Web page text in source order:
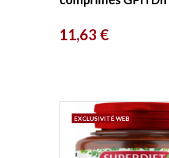
Prix
11,63 €
EXCLUSIVITÉ WEB